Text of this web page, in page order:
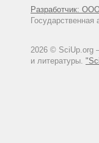
Разработчик:
2026 © SciUp.org
и литературы.